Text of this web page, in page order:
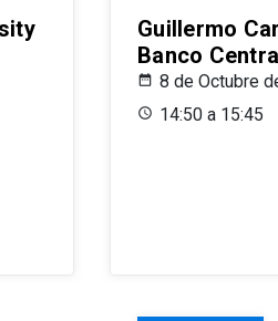
Guillermo
Banco
8 de Octubre
14:50 a 15:45